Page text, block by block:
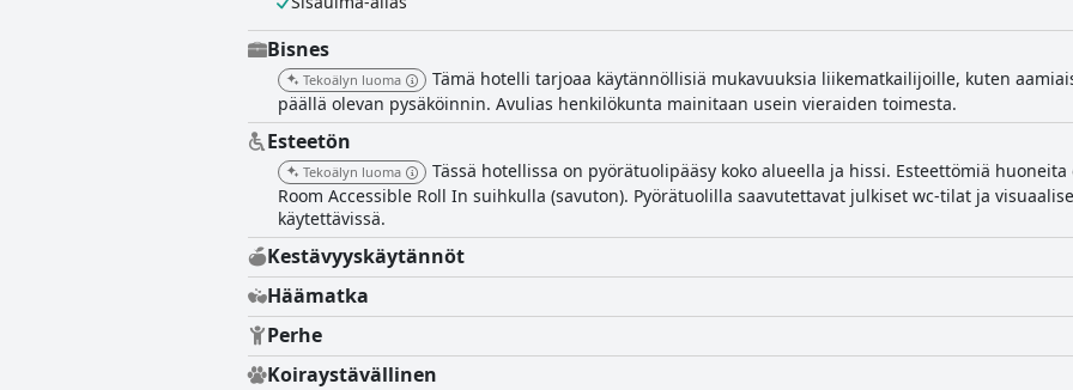
Bisnes
Tekoälyn luoma
Tämä hotelli tarjoaa käytännöllisiä mukavuuksia liikematkailijoille, kuten
päällä olevan pysäköinnin. Avulias henkilökunta mainitaan usein vieraiden toimesta.
Esteetön
Tekoälyn luoma
Tässä hotellissa on pyörätuolipääsy koko alueella ja hissi. Esteettömiä
Room Accessible Roll In suihkulla (savuton). Pyörätuolilla saavutettavat julkiset wc-tilat ja
käytettävissä.
Kestävyyskäytännöt
Häämatka
Perhe
Koiraystävällinen